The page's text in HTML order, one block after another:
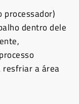
processador)
dentro dele
resfriar a área